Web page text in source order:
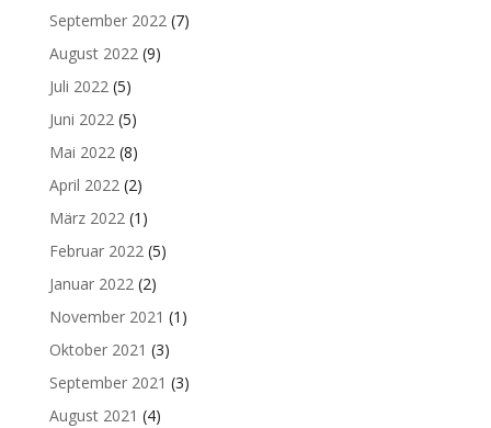
September 2022(7)
August 2022(9)
Juli 2022(5)
Juni 2022(5)
Mai 2022(8)
April 2022(2)
März 2022(1)
Februar 2022(5)
Januar 2022(2)
November 2021 (1)
Oktober 2021 (3)
September 2021 (3)
August 2021 (4)